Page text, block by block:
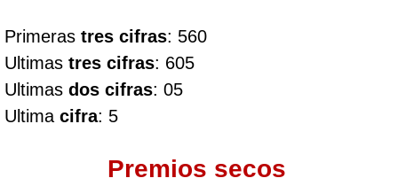
Primeras tres cifras: 560
Ultimas tres cifras: 605
Ultimas dos cifras: 05
Ultima cifra: 5
Premios secos